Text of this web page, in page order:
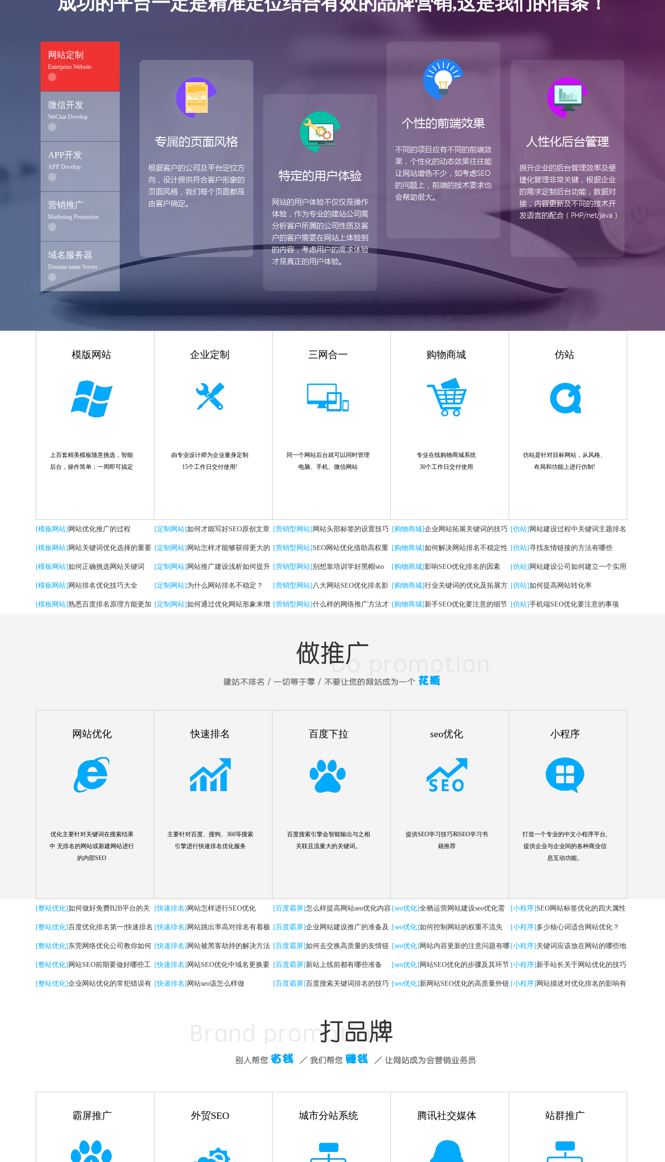
网站定制
Enterprise Website
微信开发
WeChat Develop
APP开发
APP Develop
营销推广
Marketing Promotion
域名服务器
Domain name Server
模版网站
上百套精美模板随意挑选，智能
后台，操作简单；一周即可搞定
企业定制
由专业设计师为企业量身定制
15个工作日交付使用!
三网合一
同一个网站后台就可以同时管理
电脑、手机、微信网站
购物商城
专业在线购物商城系统
30个工作日交付使用
仿站
仿站是针对目标网站，从风格、
布局和功能上进行仿制!
[模板网站] 网站优化推广的过程
[模板网站] 网站关键词优化选择的重要
性
[模板网站]如何正确挑选网站关键词
[模板网站] 网站排名优化技巧大全
[模板网站]熟悉百度排名原理方能更加
[定制网站]如何才能写好SEO原创文章
[定制网站] 网站怎样才能够获得更大的
流量？
[定制网站] 网站推广建设浅析如何提升
用户体验
[定制网站] 为什么网站排名不稳定？
[定制网站]如何通过优化网站形象来增
[营销型网站] 网站头部标签的设置技巧
及优化方法
[营销型网站] SEO网站优化借助高权重
自媒体平台实现快速排名
[营销型网站]别想靠培训学好黑帽seo
[营销型网站] 八大网站SEO优化排名影
响因素
[营销型网站]什么样的网络推广方法才
[购物商城]企业网站拓展关键词的技巧
有哪些
[购物商城]如何解决网站排名不稳定性
[购物商城]影响SEO优化排名的因素
[购物商城]行业关键词的优化及拓展方
法
[购物商城] 新手SEO优化要注意的细节
[仿站] 网站建设过程中关键词主题排名
掉了，怎么办？
[仿站]寻找友情链接的方法有哪些
[仿站] 网站建设公司如何建立一个实用
的网站
[仿站]如何提高网站转化率
[仿站]手机端SEO优化要注意的事项
网站优化
优化主要针对关键词在搜索结果
中 无排名的网站或新建网站进行
的内部SEO
快速排名
主要针对百度、搜狗、360等搜索
引擎进行快速排名优化服务
百度下拉
百度搜索引擎会智能输出与之相
关联且流量大的关键词。
seo优化
提供SEO学习技巧和SEO学习书
籍推荐
小程序
打造一个专业的中文小程序平台,
提供企业与企业间的各种商业信
息互动功能。
[整站优化]如何做好免费B2B平台的关
键词优化推广
[整站优化]百度优化排名第一|快速排名
关键词|自然排名优化
[整站优化] 东莞网络优化公司教你如何
提升网站转化率
[整站优化] 网站SEO前期要做好哪些工
作
[整站优化]企业网站优化的常犯错误有
[快速排名] 网站怎样进行SEO优化
[快速排名] 网站跳出率高对排名有着极
高的影响
[快速排名] 网站被黑客劫持的解决方法
[快速排名] 网站SEO优化中域名更换要
点
[快速排名] 网站seo该怎么样做
[百度霸屏]怎么样提高网站seo优化内容
[百度霸屏]企业网站建设推广的准备及
检查工作
[百度霸屏]如何去交换高质量的友情链
接
[百度霸屏] 新站上线前都有哪些准备
[百度霸屏]百度搜索关键词排名的技巧
[seo优化]全栖运营网站建设seo优化需
要注意哪些问题
[seo优化]如何控制网站的权重不流失
[seo优化] 网站内容更新的注意问题有哪
些
[seo优化] 网站SEO优化的步骤及其环节
有哪些
[seo优化] 新网站SEO优化的高质量外链
[小程序] SEO网站标签优化的四大属性
分析
[小程序] 多少核心词适合网站优化？
[小程序] 关键词应该放在网站的哪些地
方
[小程序] 新手站长关于网站优化的技巧
有哪些
[小程序] 网站描述对优化排名的影响有
霸屏推广 外贸SEO 城市分站系统 腾讯社交媒体 站群推广